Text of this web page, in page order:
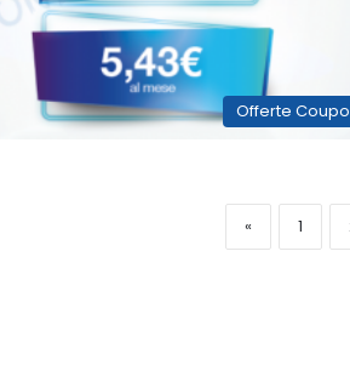
Offerte
« 1